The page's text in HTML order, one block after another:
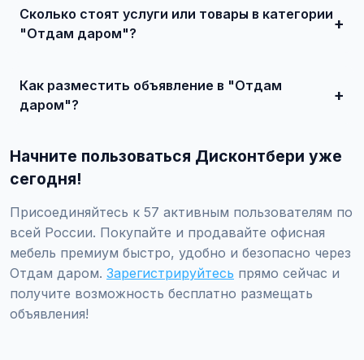
и договоритесь о сделке.
Сколько стоят услуги или товары в категории
"Отдам даром"?
Как разместить объявление в "Отдам
даром"?
Офисная мебель премиум / Отдам даром", заполните
форму и опубликуйте. Первые объявления — бесплатно!
Начните пользоваться Дисконтбери уже
сегодня!
Присоединяйтесь к 57 активным пользователям по
всей России. Покупайте и продавайте офисная
мебель премиум быстро, удобно и безопасно через
Отдам даром. Зарегистрируйтесь прямо сейчас и
получите возможность бесплатно размещать
объявления!